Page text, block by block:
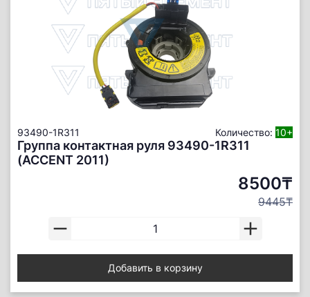
93490-1R311 Количество: 10+
Группа контактная руля 93490-1R311
(ACCENT 2011)
8500₸
9445₸
Добавить в корзину